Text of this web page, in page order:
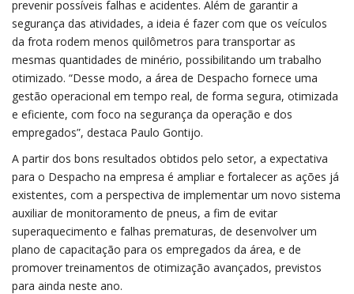
prevenir possíveis falhas e acidentes. Além de garantir a
segurança das atividades, a ideia é fazer com que os veículos
da frota rodem menos quilômetros para transportar as
mesmas quantidades de minério, possibilitando um trabalho
otimizado. “Desse modo, a área de Despacho fornece uma
gestão operacional em tempo real, de forma segura, otimizada
e eficiente, com foco na segurança da operação e dos
empregados”, destaca Paulo Gontijo.
A partir dos bons resultados obtidos pelo setor, a expectativa
para o Despacho na empresa é ampliar e fortalecer as ações já
existentes, com a perspectiva de implementar um novo sistema
auxiliar de monitoramento de pneus, a fim de evitar
superaquecimento e falhas prematuras, de desenvolver um
plano de capacitação para os empregados da área, e de
promover treinamentos de otimização avançados, previstos
para ainda neste ano.